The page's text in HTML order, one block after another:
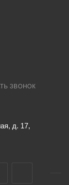
ЗВОНОК
д. 17,